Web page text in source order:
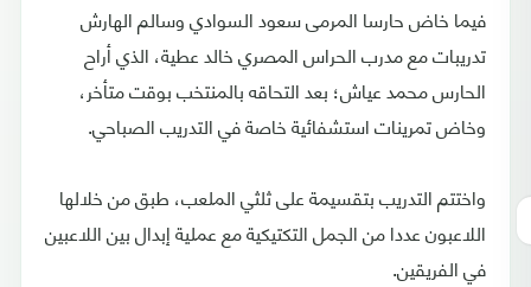
فيما خاض حارسا المرمى سعود السوادي وسالم الهارش
تدريبات مع مدرب الحراس المصري خالد عطية، الذي أراح
الحارس محمد عياش؛ بعد التحاقه بالمنتخب بوقت متأخر،
وخاض تمرينات استشفائية خاصة في التدريب الصباحي.
واختتم التدريب بتقسيمة على ثلثي الملعب، طبق من خلالها
اللاعبون عددا من الجمل التكتيكية مع عملية إبدال بين اللاعبين
في الفريقين.